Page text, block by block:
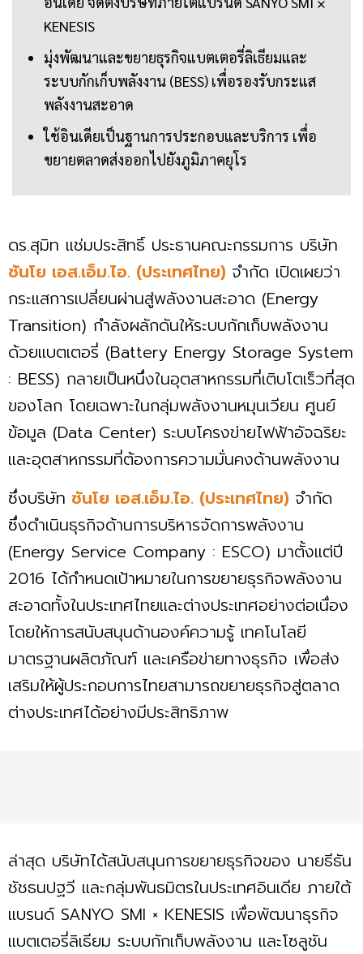
KENESIS
มุ่งพัฒนาและขยายธุรกิจแบตเตอรี่ลิเธียมและ
ระบบกักเก็บพลังงาน (BESS) เพื่อรองรับกระแส
พลังงานสะอาด
ใช้อินเดียเป็นฐานการประกอบและบริการ เพื่อ
ขยายตลาดส่งออกไปยังภูมิภาคยุโร
ดร.สุมิท แช่มประสิทธิ์ ประธานคณะกรรมการ บริษัท
ซันโย เอส.เอ็ม.ไอ. (ประเทศไทย) จำกัด เปิดเผยว่า
กระแสการเปลี่ยนผ่านสู่พลังงานสะอาด (Energy
Transition) กำลังผลักดันให้ระบบกักเก็บพลังงาน
ด้วยแบตเตอรี่ (Battery Energy Storage System
: BESS) กลายเป็นหนึ่งในอุตสาหกรรมที่เติบโตเร็วที่สุด
ของโลก โดยเฉพาะในกลุ่มพลังงานหมุนเวียน ศูนย์
ข้อมูล (Data Center) ระบบโครงข่ายไฟฟ้าอัจฉริยะ
และอุตสาหกรรมที่ต้องการความมั่นคงด้านพลังงาน
ซึ่งบริษัท ซันโย เอส.เอ็ม.ไอ. (ประเทศไทย) จำกัด
ซึ่งดำเนินธุรกิจด้านการบริหารจัดการพลังงาน
(Energy Service Company : ESCO) มาตั้งแต่ปี
2016 ได้กำหนดเป้าหมายในการขยายธุรกิจพลังงาน
สะอาดทั้งในประเทศไทยและต่างประเทศอย่างต่อเนื่อง
โดยให้การสนับสนุนด้านองค์ความรู้ เทคโนโลยี
มาตรฐานผลิตภัณฑ์ และเครือข่ายทางธุรกิจ เพื่อส่ง
เสริมให้ผู้ประกอบการไทยสามารถขยายธุรกิจสู่ตลาด
ต่างประเทศได้อย่างมีประสิทธิภาพ
ล่าสุด บริษัทได้สนับสนุนการขยายธุรกิจของ นายธีธัน
ชัชธนปฐวี และกลุ่มพันธมิตรในประเทศอินเดีย ภายใต้
แบรนด์ SANYO SMI × KENESIS เพื่อพัฒนาธุรกิจ
แบตเตอรี่ลิเธียม ระบบกักเก็บพลังงาน และโซลูชัน